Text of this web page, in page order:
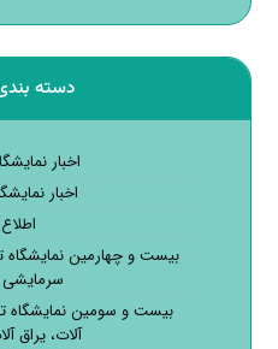
دسته
اخبار
اخبار
بیست و چهارمین
بیست و سومین
آلات، یراق